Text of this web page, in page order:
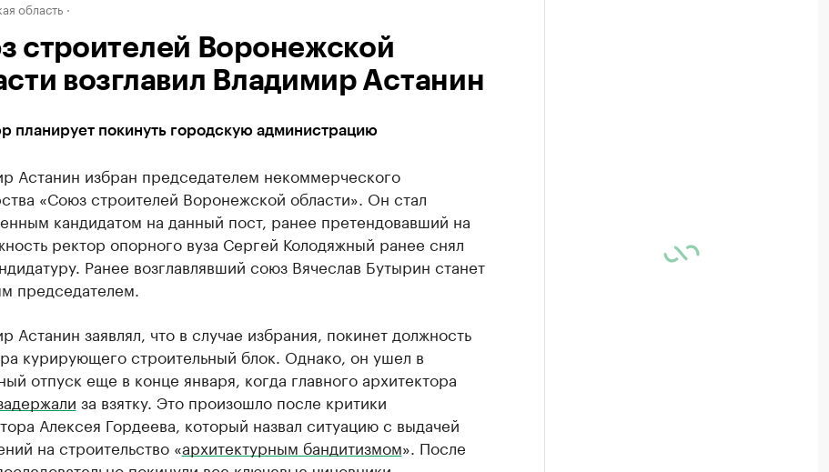
область
строителей Воронежской
возглавил Владимир Астанин
планирует покинуть городскую администрацию
Астанин избран председателем некоммерческого
«Союз строителей Воронежской области». Он стал
кандидатом на данный пост, ранее претендовавший на
ректор опорного вуза Сергей Колодяжный ранее снял
Ранее возглавлявший союз Вячеслав Бутырин станет
председателем.
Астанин заявлял, что в случае избрания, покинет должность
курирующего строительный блок. Однако, он ушел в
отпуск еще в конце января, когда главного архитектора
за взятку. Это произошло после критики
Алексея Гордеева, который назвал ситуацию с выдачей
на строительство «архитектурным бандитизмом». После